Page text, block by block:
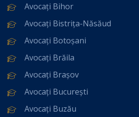
Avocați Bihor
Avocați Bistrița-Năsăud
Avocați Botoșani
Avocați Brăila
Avocați Brașov
Avocați București
Avocați Buzău